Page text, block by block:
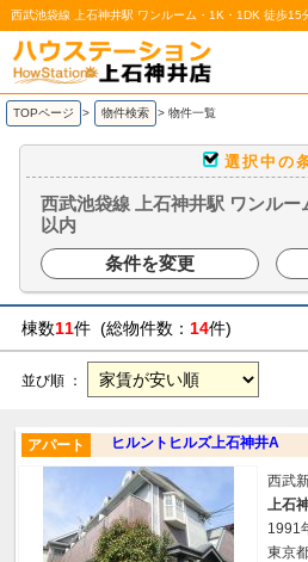
/
TOPページ > 物件検索 > 物件一覧
選択中の
西武池袋線 上石神井駅 ワンル
以内
条件を変更
棟数11件 (総物件数： 14件)
並び順 ：
ヒルントヒルズ上石神井A
アパート
西武
上石
1991
東京